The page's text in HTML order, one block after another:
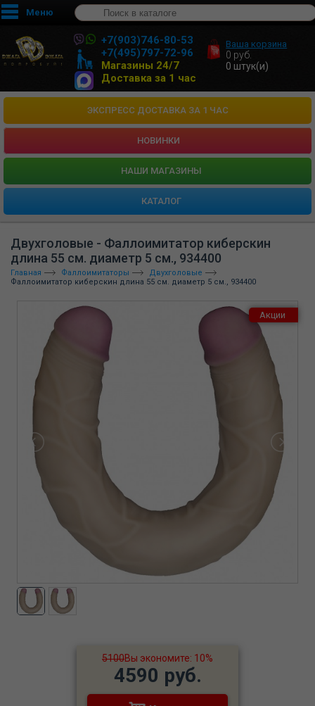
Меню
+7(903)746-80-53
+7(495)797-72-96
Магазины 24/7
Доставка за 1 час
Ваша корзина
0 руб.
0 штук(и)
ЭКСПРЕСС ДОСТАВКА ЗА 1 ЧАС
НОВИНКИ
HАШИ МАГАЗИНЫ
КАТАЛОГ
Двухголовые - Фаллоимитатор киберскин
длина 55 см. диаметр 5 см., 934400
Главная Фаллоимитаторы
Двухголовые
Фаллоимитатор киберскин длина 55 см. диаметр 5 см., 934400
Акции
5100Вы экономите: 10%
4590 руб.